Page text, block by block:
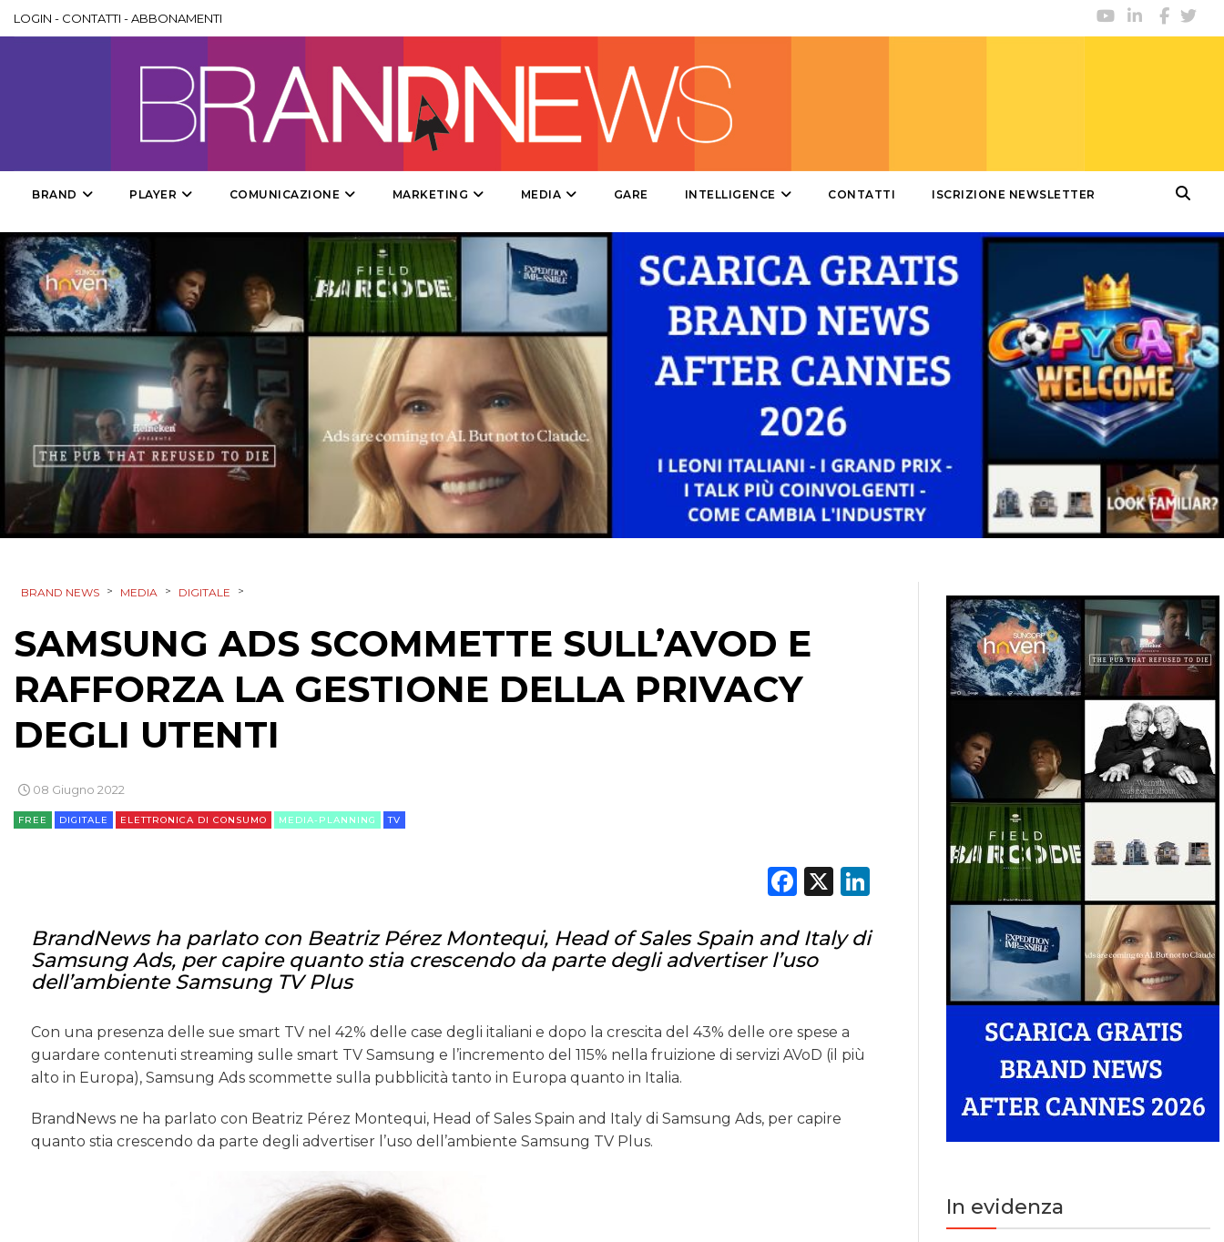
STRATEGIE
CINEMA
DIGITALE
ESTERNA
RADIO / AUDIO
TV
DATI
RICERCHE
TREND
CASE HISTORY
LOGIN - CONTATTI -ABBONAMENTI
BRAND PLAYER COMUNICAZIONE MARKETING MEDIA GARE INTELLIGENCE CONTATTI ISCRIZIONE NEWSLETTER
BRAND NEWS > MEDIA > DIGITALE >
SAMSUNG ADS SCOMMETTE SULL’AVOD E
RAFFORZA LA GESTIONE DELLA PRIVACY
DEGLI UTENTI
08 Giugno 2022
FREE DIGITALE ELETTRONICA DI CONSUMO MEDIA-PLANNING TV
Facebook
X LinkedIn
BrandNews ha parlato con Beatriz Pérez Montequi, Head of Sales Spain and Italy di
Samsung Ads, per capire quanto stia crescendo da parte degli advertiser l’uso
dell’ambiente Samsung TV Plus
Con una presenza delle sue smart TV nel 42% delle case degli italiani e dopo la crescita del 43% delle ore spese a
guardare contenuti streaming sulle smart TV Samsung e l’incremento del 115% nella fruizione di servizi AVoD (il più
alto in Europa), Samsung Ads scommette sulla pubblicità tanto in Europa quanto in Italia.
BrandNews ne ha parlato con Beatriz Pérez Montequi, Head of Sales Spain and Italy di Samsung Ads, per capire
quanto stia crescendo da parte degli advertiser l’uso dell’ambiente Samsung TV Plus.
In evidenza